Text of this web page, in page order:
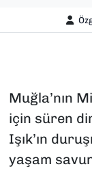
Muğla’nın
için süren
Işık’ın
yaşam